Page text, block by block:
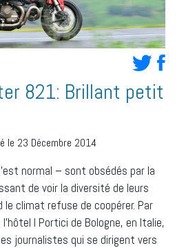
821: Brillant petit
le 23 Décembre 2014
normal – sont obsédés par la
de voir la diversité de leurs
le climat refuse de coopérer. Par
I Portici de Bologne, en Italie,
journalistes qui se dirigent vers